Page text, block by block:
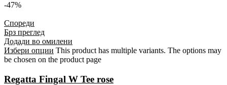
-47%
Спореди
Брз преглед
Додади во омилени
Избери опции This product has multiple variants. The options may
be chosen on the product page
Regatta Fingal W Tee rose